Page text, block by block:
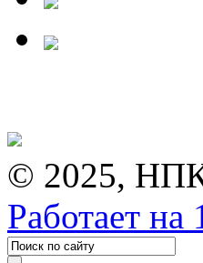
© 2025,
Работает